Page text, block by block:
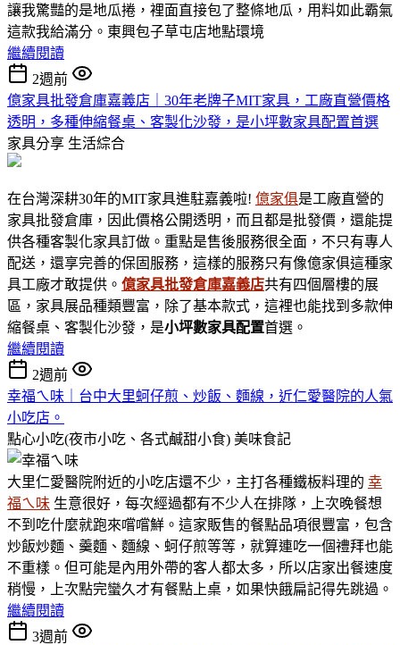
讓我驚豔的是地瓜捲，裡面直接包了整條地瓜，用料如此霸氣
這款我給滿分。東興包子草屯店地點環境
繼續閱讀
2週前
億家具批發倉庫嘉義店｜30年老牌子MIT家具，工廠直營價格
透明，多種伸縮餐桌、客製化沙發，是小坪數家具配置首選
家具分享 生活綜合
在台灣深耕30年的MIT家具進駐嘉義啦! 億家俱是工廠直營的
家具批發倉庫，因此價格公開透明，而且都是批發價，還能提
供各種客製化家具訂做。重點是售後服務很全面，不只有專人
配送，還享完善的保固服務，這樣的服務只有像億家俱這種家
具工廠才敢提供。 億家具批發倉庫嘉義店共有四個層樓的展
區，家具展品種類豐富，除了基本款式，這裡也能找到多款伸
縮餐桌、客製化沙發，是小坪數家具配置首選。
繼續閱讀
2週前
幸福ㄟ味｜台中大里蚵仔煎、炒飯、麵線，近仁愛醫院的人氣
小吃店。
點心小吃(夜市小吃、各式鹹甜小食) 美味食記
大里仁愛醫院附近的小吃店還不少，主打各種鐵板料理的 幸
福ㄟ味 生意很好，每次經過都有不少人在排隊，上次晚餐想
不到吃什麼就跑來嚐嚐鮮。這家販售的餐點品項很豐富，包含
炒飯炒麵、羹麵、麵線、蚵仔煎等等，就算連吃一個禮拜也能
不重樣。但可能是內用外帶的客人都太多，所以店家出餐速度
稍慢，上次點完蠻久才有餐點上桌，如果快餓扁記得先跳過。
繼續閱讀
3週前